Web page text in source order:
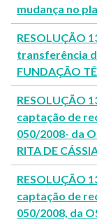
mudança no
RESOLUÇÃO
transferência
FUNDAÇÃO
RESOLUÇÃO
captação de
050/2008- da
RITA DE
RESOLUÇÃO
captação de
050/2008, da